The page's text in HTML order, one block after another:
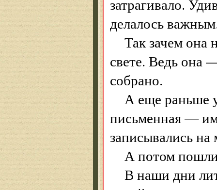
затрагивало.
делалось
Так зачем она
свете. Ведь
собрано.
А еще раньше
письменная —
записывались
А потом
В наши дни